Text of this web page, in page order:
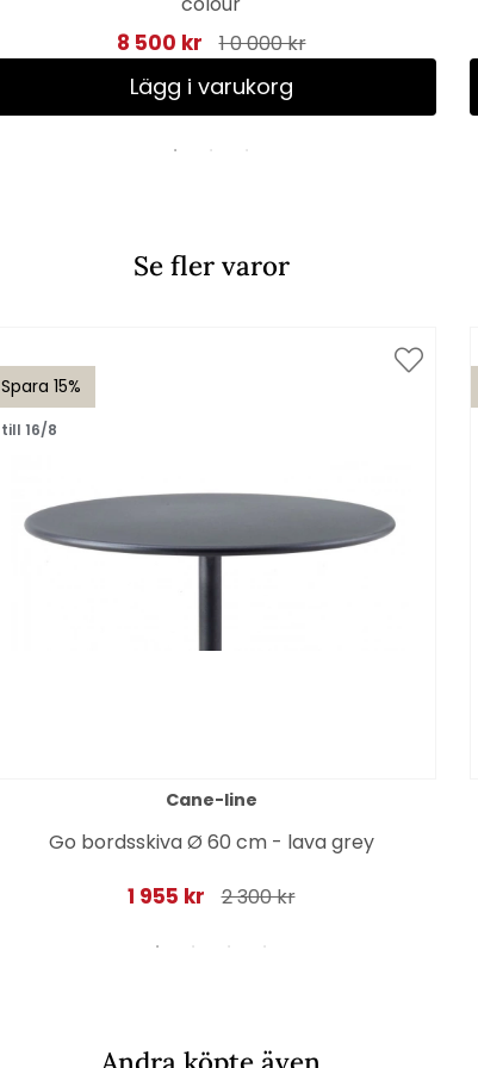
8 500 kr 1 0 000 kr
Lägg i varukorg
Se fler varor
Spara 15%
till 16/8
Cane-line
Go bordsskiva Ø 60 cm - lava grey
1 955 kr 2 300 kr